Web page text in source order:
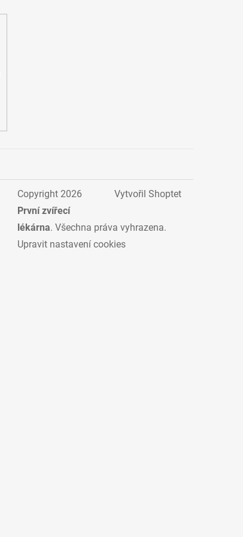
Vytvořil Shoptet
Copyright 2026
První zvířecí
lékárna. Všechna práva vyhrazena.
Upravit nastavení cookies